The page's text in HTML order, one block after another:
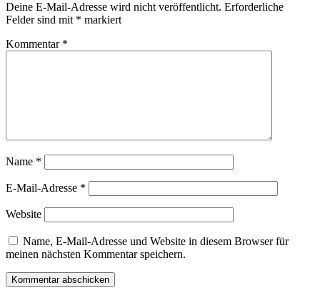
Deine E-Mail-Adresse wird nicht veröffentlicht. Erforderliche
Felder sind mit * markiert
Kommentar *
Name *
E-Mail-Adresse *
Website
Name, E-Mail-Adresse und Website in diesem Browser für
meinen nächsten Kommentar speichern.
Kommentar abschicken